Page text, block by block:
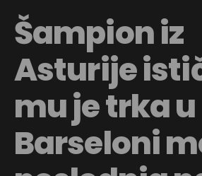
Šampion iz
Asturije
mu je trka u
Barseloni